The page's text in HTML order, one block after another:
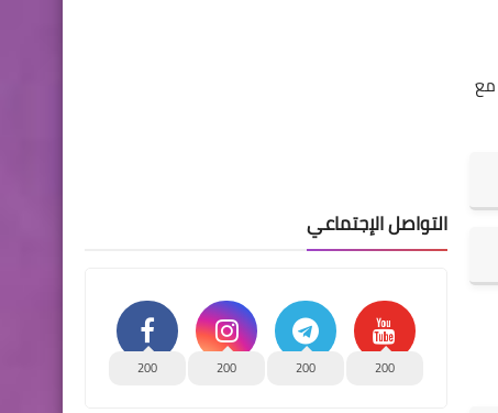
مع
التواصل الإجتماعي
200
200
200
200